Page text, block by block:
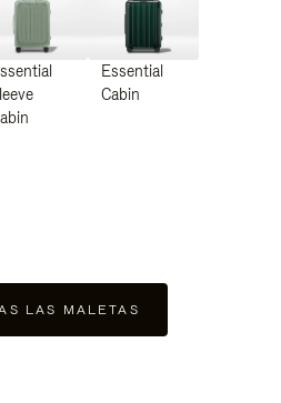
Essential
Cabin
LAS MALETAS